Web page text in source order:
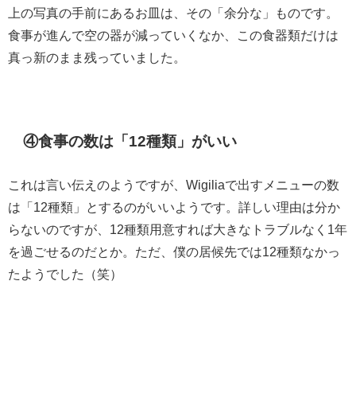
上の写真の手前にあるお皿は、その「余分な」ものです。
食事が進んで空の器が減っていくなか、この食器類だけは
真っ新のまま残っていました。
④食事の数は「12種類」がいい
これは言い伝えのようですが、Wigiliaで出すメニューの数
は「12種類」とするのがいいようです。詳しい理由は分か
らないのですが、12種類用意すれば大きなトラブルなく1年
を過ごせるのだとか。ただ、僕の居候先では12種類なかっ
たようでした（笑）